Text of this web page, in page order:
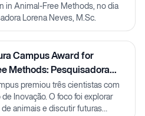
in Animal-Free Methods, no dia
Lorena Neves, M.Sc.
Campus Award for
Methods: Pesquisadora
premiou três cientistas com
Inovação. O foco foi explorar
animais e discutir futuras